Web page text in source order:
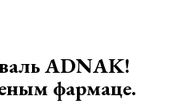
АDNАK!
фармаце.